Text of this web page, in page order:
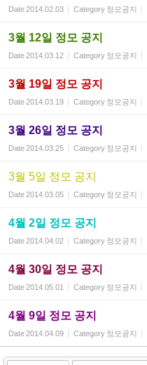
Date2014.02.03 Category 정모공지
3월 12일 정모 공지
Date2014.03.12 Category 정모공지
3월 19일 정모 공지
Date2014.03.19 Category 정모공지
3월 26일 정모 공지
Date2014.03.25 Category 정모공지
3월 5일 정모 공지
Date2014.03.05 Category 정모공지
4월 2일 정모 공지
Date2014.04.02 Category 정모공지
4월 30일 정모 공지
Date2014.05.01 Category 정모공지
4월 9일 정모 공지
Date2014.04.09 Category 정모공지